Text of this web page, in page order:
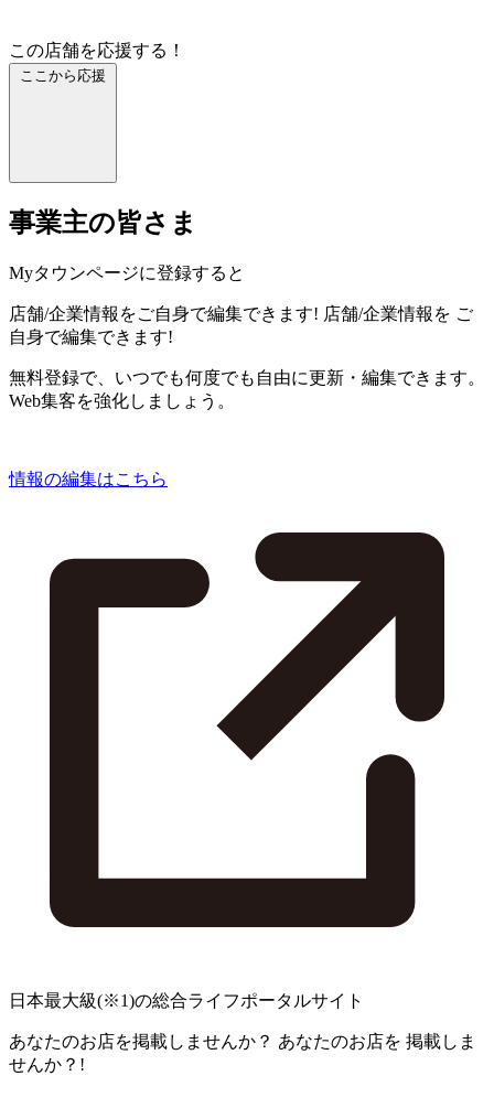
この店舗を応援する！
ここから応援
事業主の皆さま
Myタウンページに登録すると
店舗/企業情報をご自身で編集できます! 店舗/企業情報を ご
自身で編集できます!
無料登録で、いつでも何度でも自由に更新・編集できます。
Web集客を強化しましょう。
情報の編集はこちら
日本最大級(※1)の総合ライフポータルサイト
あなたのお店を掲載しませんか？ あなたのお店を 掲載しま
せんか？!